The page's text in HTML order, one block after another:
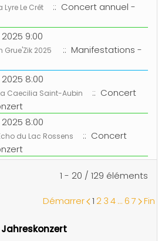
Le Crêt
:: Concert annuel -
9:00
2025
:: Manifestations -
8:00
Caecilia Saint-Aubin
:: Concert
8:00
du Lac Rossens
:: Concert
Limite de la pagination
1 - 20 / 129 éléments
Démarrer
1 234...67 Fin